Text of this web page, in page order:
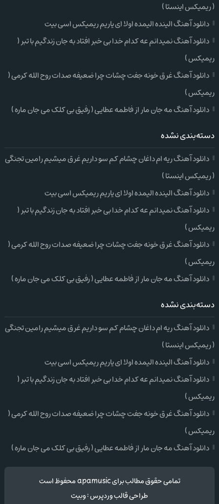
( ریمیکس اینستا )
دانلود آهنگ الینده الیمده اولا ای یاریم ریمیکس اسی بیت
دانلود آهنگ نمیدانم عه کدام خدا بی خبر افتاد به جان زندگیم با تبر (
ریمیکس )
دانلود آهنگ غرق خونه جفت چشات چرا ضعیفه صدات روح الله کرمی (
ریمیکس )
دانلود آهنگ مه جان مار از فاطمه عطایی ( رفیق بی کلک می جان ماره )
دسته‌بندی نشده
دانلود آهنگ ریه ام داغان چشام کم سو داریم غرق میشیم رامین تجنگی
( ریمیکس اینستا )
دانلود آهنگ الینده الیمده اولا ای یاریم ریمیکس اسی بیت
دانلود آهنگ نمیدانم عه کدام خدا بی خبر افتاد به جان زندگیم با تبر (
ریمیکس )
دانلود آهنگ غرق خونه جفت چشات چرا ضعیفه صدات روح الله کرمی (
ریمیکس )
دانلود آهنگ مه جان مار از فاطمه عطایی ( رفیق بی کلک می جان ماره )
دسته‌بندی نشده
دانلود آهنگ ریه ام داغان چشام کم سو داریم غرق میشیم رامین تجنگی
( ریمیکس اینستا )
دانلود آهنگ الینده الیمده اولا ای یاریم ریمیکس اسی بیت
دانلود آهنگ نمیدانم عه کدام خدا بی خبر افتاد به جان زندگیم با تبر (
ریمیکس )
دانلود آهنگ غرق خونه جفت چشات چرا ضعیفه صدات روح الله کرمی (
ریمیکس )
دانلود آهنگ مه جان مار از فاطمه عطایی ( رفیق بی کلک می جان ماره )
تمامی حقوق مطالب برای apamusic محفوظ است
طراحی قالب وردپرس:وبیت